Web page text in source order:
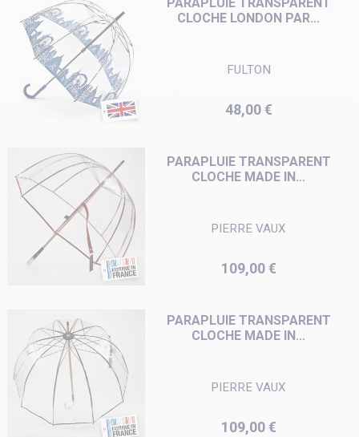
CLOCHE LONDON PAR...
FULTON
Prix
48,00 €
PARAPLUIE TRANSPARENT
CLOCHE MADE IN...
PIERRE VAUX
Prix
109,00 €
PARAPLUIE TRANSPARENT
CLOCHE MADE IN...
PIERRE VAUX
Prix
109,00 €